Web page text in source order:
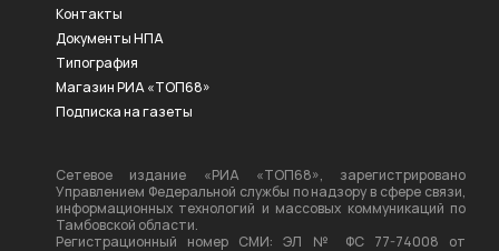
Контакты
Документы НПА
Типография
Магазин РИА «ТОП68»
Подписка на газеты
Сетевое издание «РИА «ТОП68», зарегистрировано
Управлением Федеральной службы по надзору в сфере связи,
информационных технологий и массовых коммуникаций по
Тамбовской области.
Регистрационный номер СМИ: ЭЛ № ФС 77-74008 от